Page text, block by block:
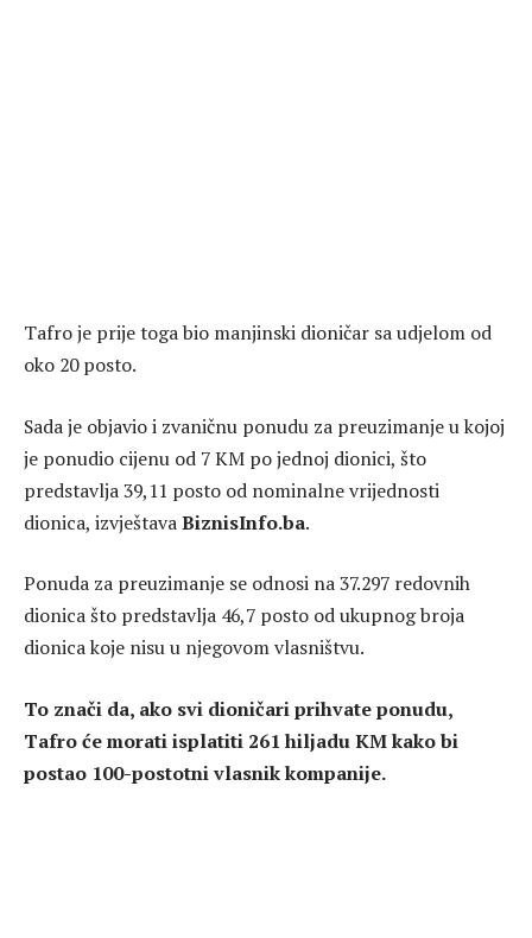
Tafro je prije toga bio manjinski dioničar sa udjelom od
oko 20 posto.
Sada je objavio i zvaničnu ponudu za preuzimanje u kojoj
je ponudio cijenu od 7 KM po jednoj dionici, što
predstavlja 39,11 posto od nominalne vrijednosti
dionica, izvještavaBiznisInfo.ba.
Ponuda za preuzimanje se odnosi na 37.297 redovnih
dionica što predstavlja 46,7 posto od ukupnog broja
dionica koje nisu u njegovom vlasništvu.
To znači da, ako svi dioničari prihvate ponudu,
Tafro će morati isplatiti 261 hiljadu KM kako bi
postao 100-postotni vlasnik kompanije.